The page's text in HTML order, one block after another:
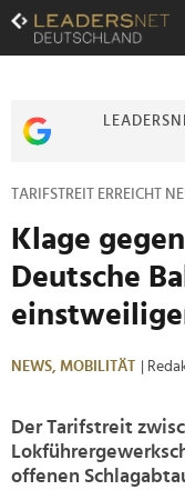
Zum
Inhalt
Zur
Zur
TARIFSTREIT ERREICHT
Klage
Deutsche
NEWS, MOBILITÄT |
Der Tarifstreit
offenen